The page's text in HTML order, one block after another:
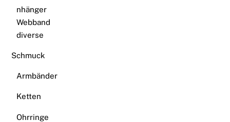
nhänger
Webband
diverse
Schmuck
Armbänder
Ketten
Ohrringe